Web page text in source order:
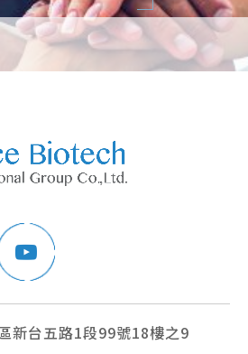
新台五路1段99號18樓之9